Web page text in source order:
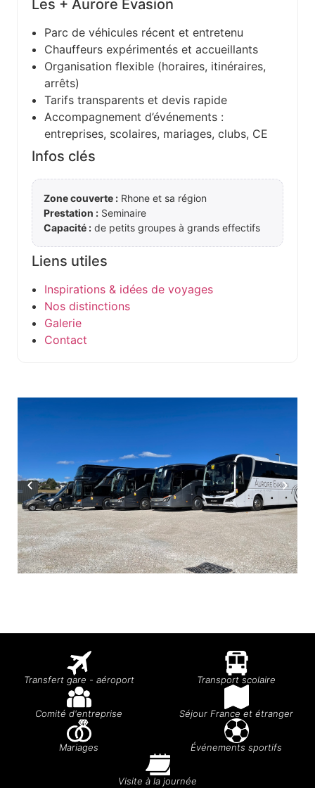
Les + Aurore Evasion
Parc de véhicules récent et entretenu
Chauffeurs expérimentés et accueillants
Organisation flexible (horaires, itinéraires,
arrêts)
Tarifs transparents et devis rapide
Accompagnement d’événements :
entreprises, scolaires, mariages, clubs, CE
Infos clés
Zone couverte : Rhone et sa région
Prestation : Seminaire
Capacité : de petits groupes à grands effectifs
Liens utiles
Inspirations & idées de voyages
Nos distinctions
Galerie
Contact
Transfert gare - aéroport Transport scolaire
Comité d'entreprise Séjour France et étranger
Mariages Événements sportifs
Visite à la journée